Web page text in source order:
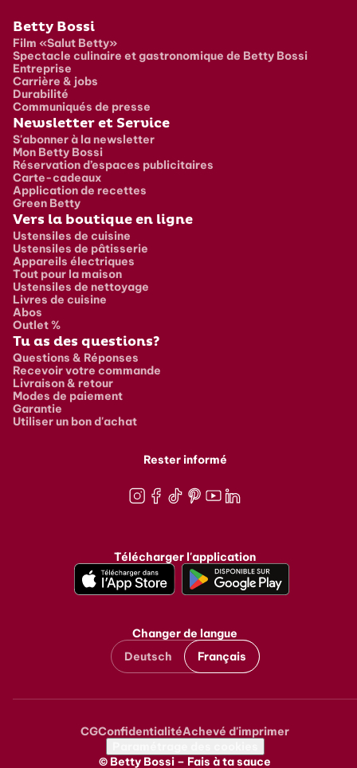
Pied de page
Betty Bossi
Film «Salut Betty»
Spectacle culinaire et gastronomique de Betty Bossi
Entreprise
Carrière & jobs
Durabilité
Communiqués de presse
Newsletter et Service
S'abonner à la newsletter
Mon Betty Bossi
Réservation d’espaces publicitaires
Carte-cadeaux
Application de recettes
Green Betty
Vers la boutique en ligne
Ustensiles de cuisine
Ustensiles de pâtisserie
Appareils électriques
Tout pour la maison
Ustensiles de nettoyage
Livres de cuisine
Abos
Outlet %
Tu as des questions?
Questions & Réponses
Recevoir votre commande
Livraison & retour
Modes de paiement
Garantie
Utiliser un bon d'achat
Rester informé
Télécharger l'application
Changer de langue
Deutsch
Français
Metanavigation
CGConfidentialitéAchevé d'imprimer
© Betty Bossi – Fais à ta sauce